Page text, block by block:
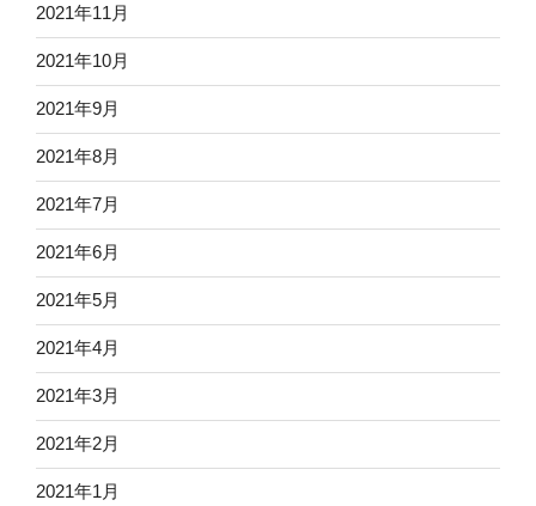
2021年11月
2021年10月
2021年9月
2021年8月
2021年7月
2021年6月
2021年5月
2021年4月
2021年3月
2021年2月
2021年1月